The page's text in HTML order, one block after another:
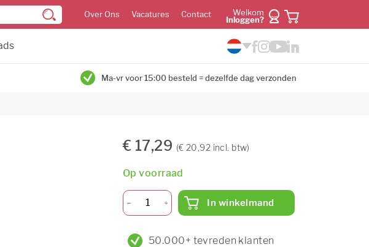
Over Ons Vacatures Contact
Welkom
Inloggen?
Ma-vr voor 15:00 besteld = dezelfde dag verzonden
€ 17,29 (€ 20,92 incl. btw)
Op voorraad
In winkelmand
50.000+ tevreden klanten